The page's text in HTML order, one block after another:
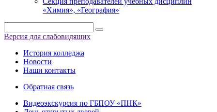
«Химия», «География»
Версия для слабовидящих
История колледжа
Новости
Наши контакты
Обратная связь
Видеоэкскурсия по ГБПОУ «ПНК»